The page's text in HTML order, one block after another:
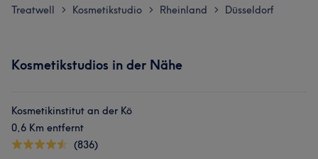
Treatwell > Kosmetikstudio > Rheinland > Düsseldorf
Kosmetikstudios in der Nähe
Kosmetikinstitut an der Kö
0,6 Km entfernt
(836)